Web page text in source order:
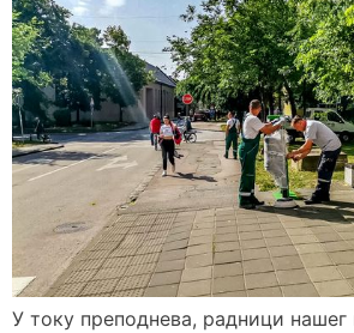
У току преподнева, радници нашег